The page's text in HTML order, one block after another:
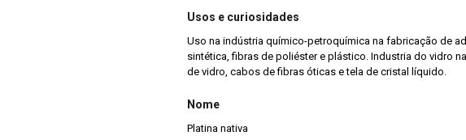
Usos e curiosidades
Uso na indústria químico-petroquímica na fabricação de
sintética, fibras de poliéster e plástico. Industria do vidro
de vidro, cabos de fibras óticas e tela de cristal líquido.
Nome
Platina nativa